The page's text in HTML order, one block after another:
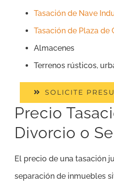
Tasación de Nave
Tasación de Plaza de
Almacenes
Terrenos rústicos,
SOLICITE
Precio
Divorcio o
El precio de una tasación
separación de inmuebles